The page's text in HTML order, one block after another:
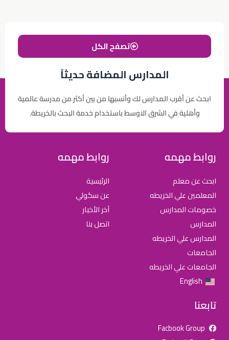
المدارس المضافة حديثاً
ابحث عن أقرب المدارس لك وأنسبها من بين أكثر من مدرسة عالمية
وأهلية في الشرق الاوسط باستخدام خدمة البحث بالخريطة.
تصفح الكل
روابط مهمه
ابحث عن معلم
المعلمين علي الخريطه
خصومات المدارس
المدارس
المدارس علي الخريطه
الجامعات
الجامعات علي الخريطه
English
روابط مهمه
الرئيسية
عن سكولي
آخر الأخبار
اتصل بنا
تابعنا
Facbook Group